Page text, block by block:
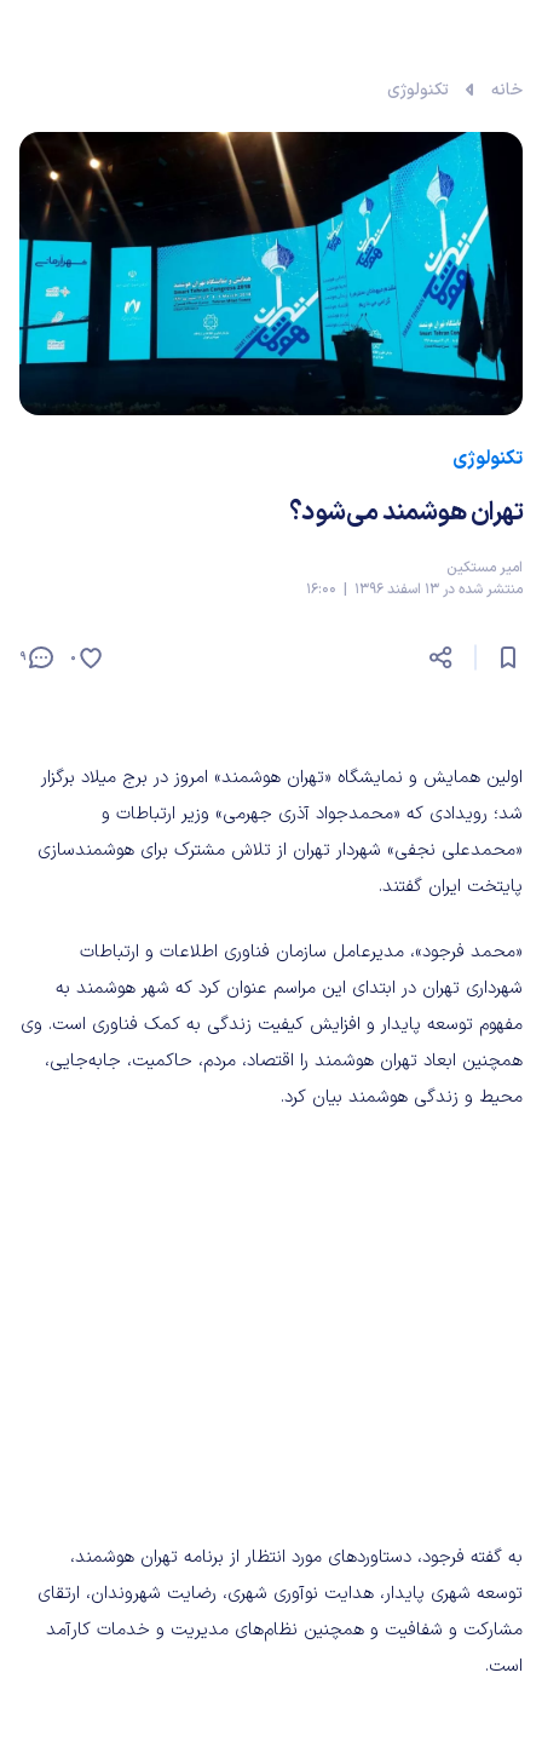
خانه تکنولوژی
تکنولوژی
تهران هوشمند می‌شود؟
امیر مستکین
منتشر شده در 13 اسفند 1396 | 16:00
9 0
اولین همایش و نمایشگاه «تهران هوشمند» امروز در برج میلاد برگزار
شد؛ رویدادی که «محمدجواد آذری جهرمی» وزیر ارتباطات و
«محمدعلی نجفی» شهردار تهران از تلاش مشترک برای هوشمندسازی
پایتخت ایران گفتند.
«محمد فرجود»، مدیرعامل سازمان فناوری اطلاعات و ارتباطات
شهرداری تهران در ابتدای این مراسم عنوان کرد که شهر هوشمند به
مفهوم توسعه پایدار و افزایش کیفیت زندگی به کمک فناوری است. وی
همچنین ابعاد تهران هوشمند را اقتصاد، مردم، حاکمیت، جابه‌جایی،
محیط و زندگی هوشمند بیان کرد.
به گفته فرجود، دستاوردهای مورد انتظار از برنامه تهران هوشمند،
توسعه شهری پایدار، هدایت نوآوری شهری، رضایت شهروندان، ارتقای
مشارکت و شفافیت و همچنین نظام‌های مدیریت و خدمات کارآمد
است.